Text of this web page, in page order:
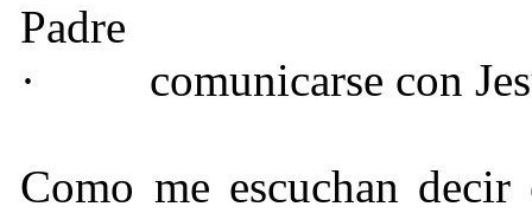
Padre
·
comunicarse con
Como me escuchan